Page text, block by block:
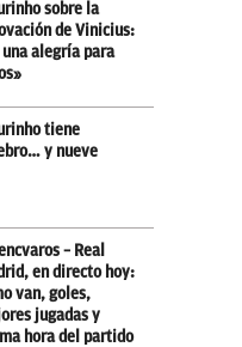
sobre la
de Vinicius:
una alegría para
tiene
y nueve
– Real
en directo hoy:
van, goles,
jugadas y
hora del partido